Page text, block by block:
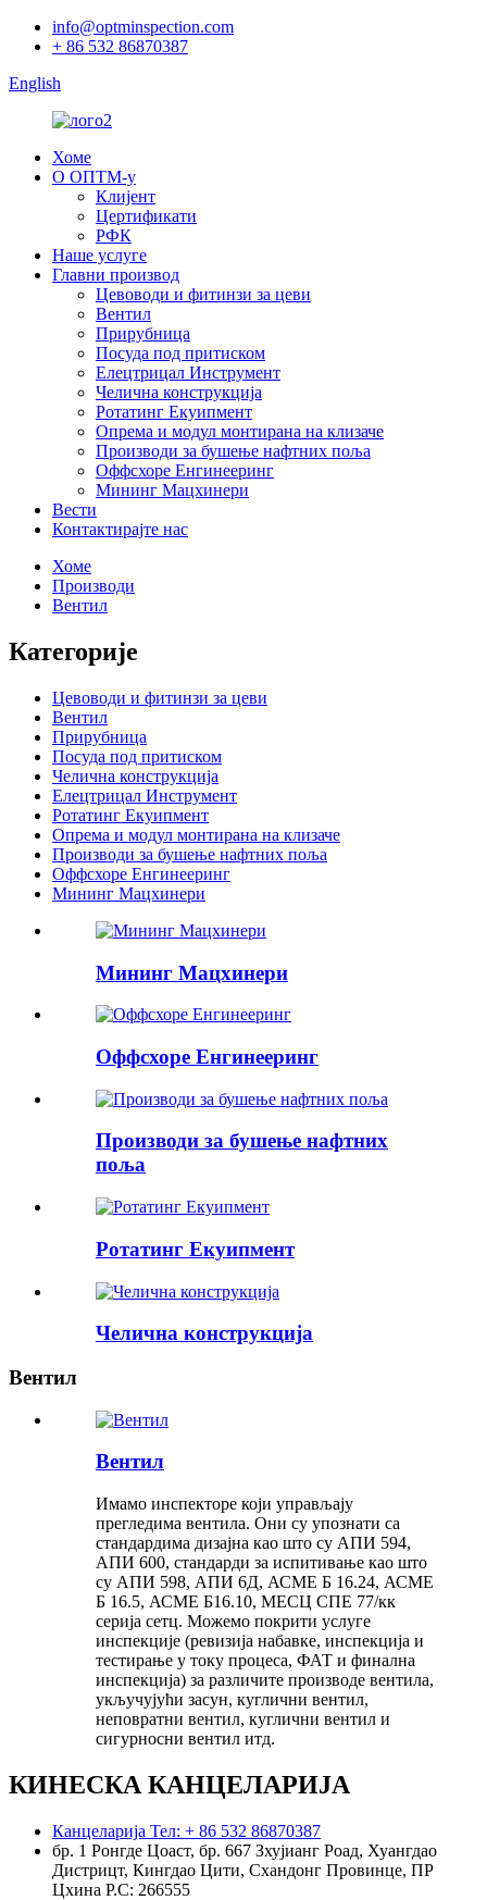
info@optminspection.com
+ 86 532 86870387
English
Хоме
О ОПТМ-у
Клијент
Цертификати
РФК
Наше услуге
Главни производ
Цевоводи и фитинзи за цеви
Вентил
Прирубница
Посуда под притиском
Елецтрицал Инструмент
Челична конструкција
Ротатинг Екуипмент
Опрема и модул монтирана на клизаче
Производи за бушење нафтних поља
Оффсхоре Енгинееринг
Мининг Мацхинери
Вести
Контактирајте нас
Хоме
Производи
Вентил
Категорије
Цевоводи и фитинзи за цеви
Вентил
Прирубница
Посуда под притиском
Челична конструкција
Елецтрицал Инструмент
Ротатинг Екуипмент
Опрема и модул монтирана на клизаче
Производи за бушење нафтних поља
Оффсхоре Енгинееринг
Мининг Мацхинери
Мининг Мацхинери
Оффсхоре Енгинееринг
Производи за бушење нафтних
поља
Ротатинг Екуипмент
Челична конструкција
Вентил
Вентил
Имамо инспекторе који управљају
прегледима вентила. Они су упознати са
стандардима дизајна као што су АПИ 594,
АПИ 600, стандарди за испитивање као што
су АПИ 598, АПИ 6Д, АСМЕ Б 16.24, АСМЕ
Б 16.5, АСМЕ Б16.10, МЕСЦ СПЕ 77/кк
серија сетц. Можемо покрити услуге
инспекције (ревизија набавке, инспекција и
тестирање у току процеса, ФАТ и финална
инспекција) за различите производе вентила,
укључујући засун, куглични вентил,
неповратни вентил, куглични вентил и
сигурносни вентил итд.
КИНЕСКА КАНЦЕЛАРИЈА
Канцеларија Тел: + 86 532 86870387
бр. 1 Ронгде Цоаст, бр. 667 Зхујианг Роад, Хуангдао
Дистрицт, Кингдао Цити, Схандонг Провинце, ПР
Цхина Р.С: 266555